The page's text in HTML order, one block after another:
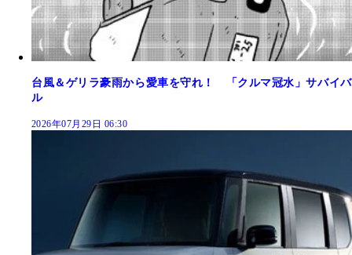
台風＆ゲリラ豪雨から愛車を守れ！ 「クルマ冠水」サバイバ
ル
2026年07月29日 06:30